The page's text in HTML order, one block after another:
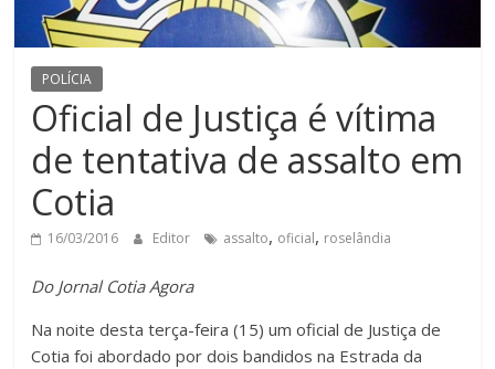
POLÍCIA
Oficial de Justiça é vítima
de tentativa de assalto em
Cotia
16/03/2016 Editor assalto, oficial, roselândia
Do Jornal Cotia Agora
Na noite desta terça-feira (15) um oficial de Justiça de
Cotia foi abordado por dois bandidos na Estrada da